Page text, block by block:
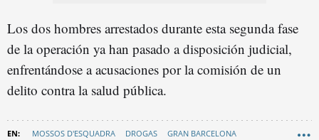
Los dos hombres arrestados durante esta segunda fase
de la operación ya han pasado a disposición judicial,
enfrentándose a acusaciones por la comisión de un
delito contra la salud pública.
MOSSOS D'ESQUADRA DROGAS GRAN BARCELONA